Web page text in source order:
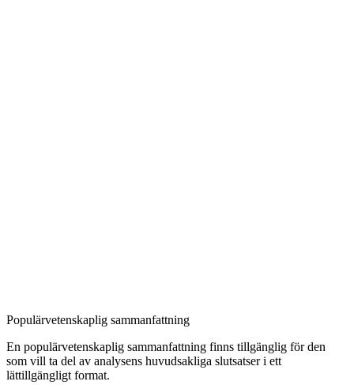
Populärvetenskaplig sammanfattning
En populärvetenskaplig sammanfattning finns tillgänglig för den
som vill ta del av analysens huvudsakliga slutsatser i ett
lättillgängligt format.